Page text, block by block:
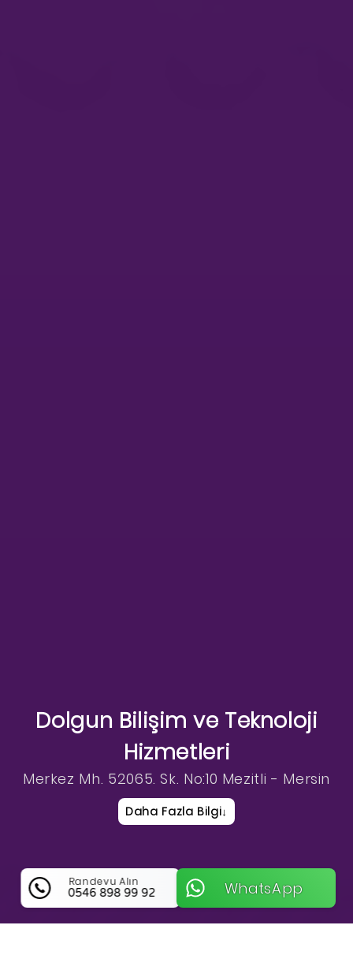
Dolgun Bilişim ve Teknoloji
Hizmetleri
Merkez Mh. 52065. Sk. No:10 Mezitli - Mersin
Daha Fazla Bilgi↓
Randevu Alın
0546 898 99 92
WhatsApp